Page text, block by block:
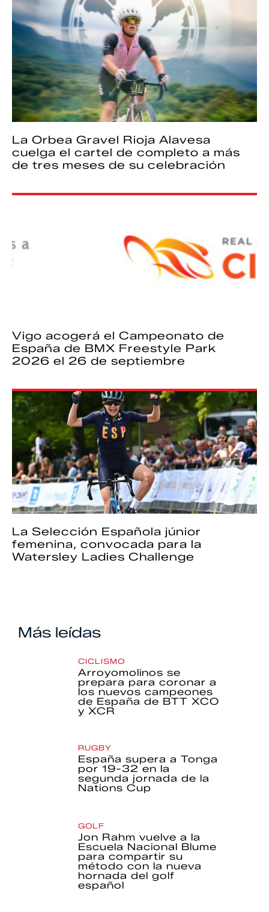
La Orbea Gravel Rioja Alavesa
cuelga el cartel de completo a más
de tres meses de su celebración
Vigo acogerá el Campeonato de
España de BMX Freestyle Park
2026 el 26 de septiembre
La Selección Española júnior
femenina, convocada para la
Watersley Ladies Challenge
Más leídas
CICLISMO
Arroyomolinos se
prepara para coronar a
los nuevos campeones
de España de BTT XCO
y XCR
RUGBY
España supera a Tonga
por 19-32 en la
segunda jornada de la
Nations Cup
GOLF
Jon Rahm vuelve a la
Escuela Nacional Blume
para compartir su
método con la nueva
hornada del golf
español